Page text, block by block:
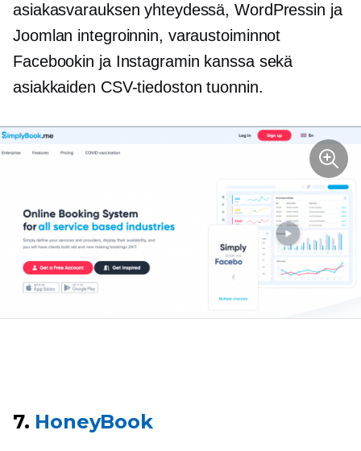
asiakasvarauksen yhteydessä, WordPressin ja
Joomlan integroinnin, varaustoiminnot
Facebookin ja Instagramin kanssa sekä
asiakkaiden CSV-tiedoston tuonnin.
7. HoneyBook